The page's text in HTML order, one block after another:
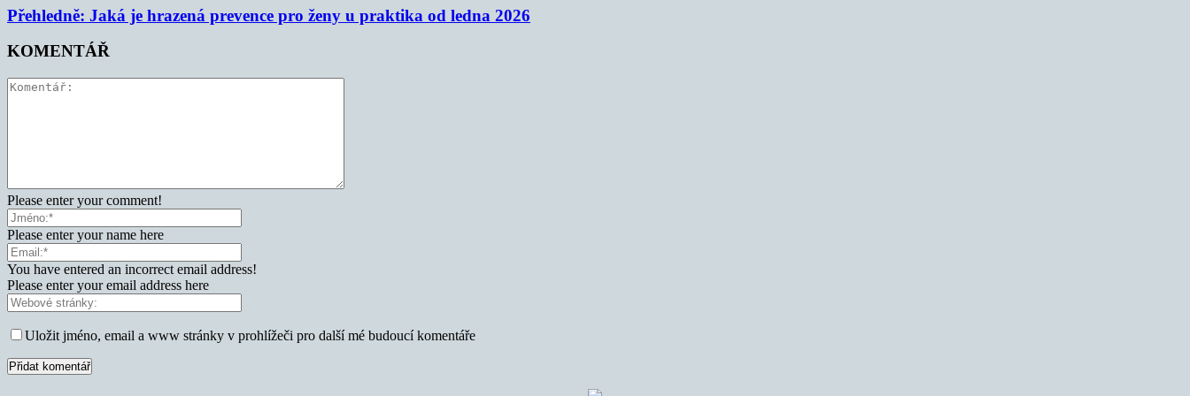
Přehledně: Jaká je hrazená prevence pro ženy u praktika od ledna 2026
KOMENTÁŘ
Please enter your comment!
Please enter your name here
You have entered an incorrect email address!
Please enter your email address here
Uložit jméno, email a www stránky v prohlížeči pro další mé budoucí komentáře